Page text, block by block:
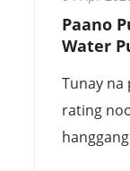
Paano
Water
Tunay na
rating